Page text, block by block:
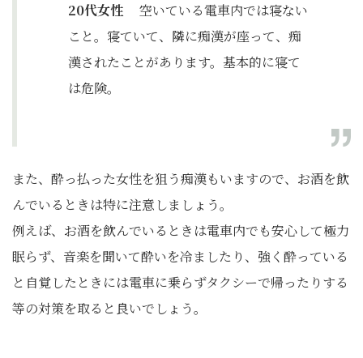
20代女性 空いている電車内では寝ない
こと。寝ていて、隣に痴漢が座って、痴
漢されたことがあります。基本的に寝て
は危険。
また、酔っ払った女性を狙う痴漢もいますので、お酒を飲
んでいるときは特に注意しましょう。
例えば、お酒を飲んでいるときは電車内でも安心して極力
眠らず、音楽を聞いて酔いを冷ましたり、強く酔っている
と自覚したときには電車に乗らずタクシーで帰ったりする
等の対策を取ると良いでしょう。